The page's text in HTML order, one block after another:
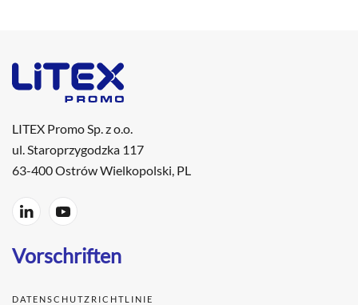
LITEX Promo Sp. z o.o.
ul. Staroprzygodzka 117
63-400 Ostrów Wielkopolski, PL
Vorschriften
DATENSCHUTZRICHTLINIE